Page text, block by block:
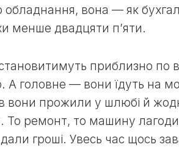
вона — як
менше двадцяти п’яти.
приблизно по
А головне — вони їдуть на
вони прожили у шлюбі й
То ремонт, то машину
гроші. Увесь час щось